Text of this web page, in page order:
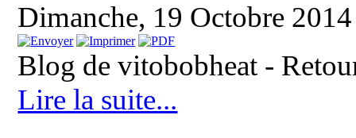
Dimanche, 19 Octobre
Blog de vitobobheat -
Lire la suite...